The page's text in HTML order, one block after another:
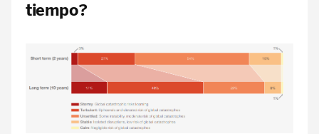
tiempo?